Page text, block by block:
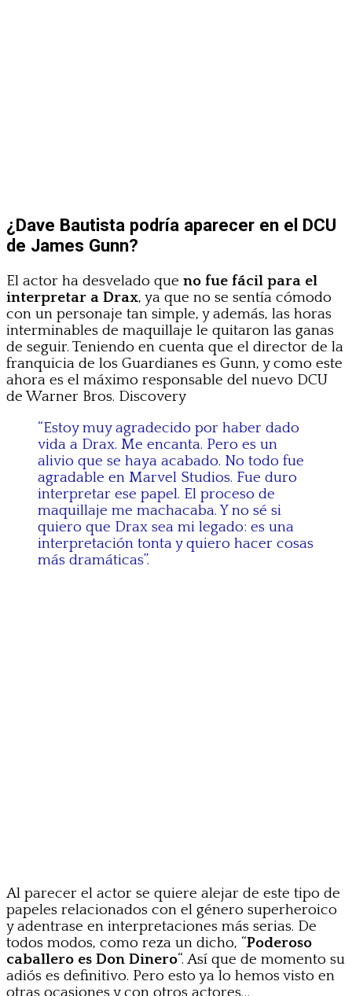
¿Dave Bautista podría aparecer en el DCU
de James Gunn?
El actor ha desvelado que no fue fácil para el
interpretar a Drax, ya que no se sentía cómodo
con un personaje tan simple, y además, las horas
interminables de maquillaje le quitaron las ganas
de seguir. Teniendo en cuenta que el director de la
franquicia de los Guardianes es Gunn, y como este
ahora es el máximo responsable del nuevo DCU
de Warner Bros. Discovery
“Estoy muy agradecido por haber dado
vida a Drax. Me encanta. Pero es un
alivio que se haya acabado. No todo fue
agradable en Marvel Studios. Fue duro
interpretar ese papel. El proceso de
maquillaje me machacaba. Y no sé si
quiero que Drax sea mi legado: es una
interpretación tonta y quiero hacer cosas
más dramáticas”.
Al parecer el actor se quiere alejar de este tipo de
papeles relacionados con el género superheroico
y adentrase en interpretaciones más serias. De
todos modos, como reza un dicho, “Poderoso
caballero es Don Dinero“. Así que de momento su
adiós es definitivo. Pero esto ya lo hemos visto en
otras ocasiones y con otros actores…